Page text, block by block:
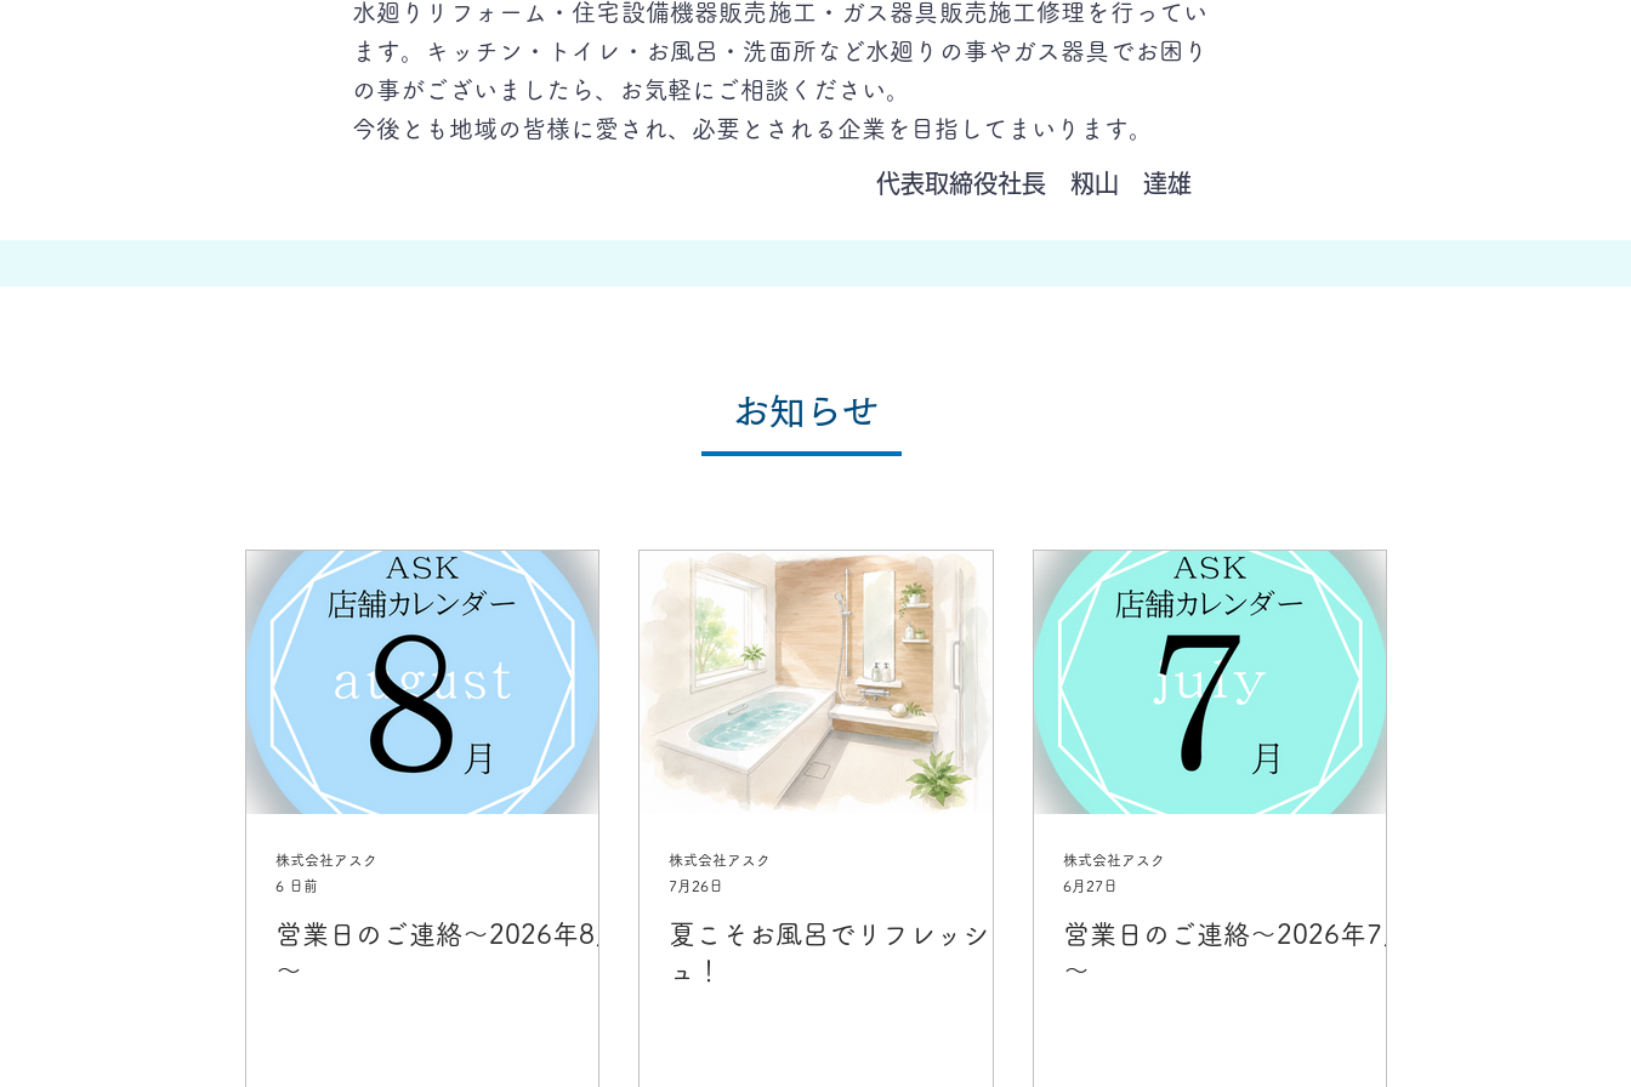
水廻りリフォーム・住宅設備機器販売施工・ガス器具販売施工修理を行ってい
ます。キッチン・トイレ・お風呂・洗面所など水廻りの事やガス器具でお困り
の事がございましたら、お気軽にご相談ください。
​今後とも地域の皆様に愛され、必要とされる企業を目指してまいります。
代表取締役社長 籾山 達雄
お知らせ
営業日のご連絡～2026年8月
～
株式会社アスク
6 日前
夏こそお風呂でリフレッシ
ュ！
株式会社アスク
7月26日
営業日のご連絡～2026年7月
～
株式会社アスク
6月27日